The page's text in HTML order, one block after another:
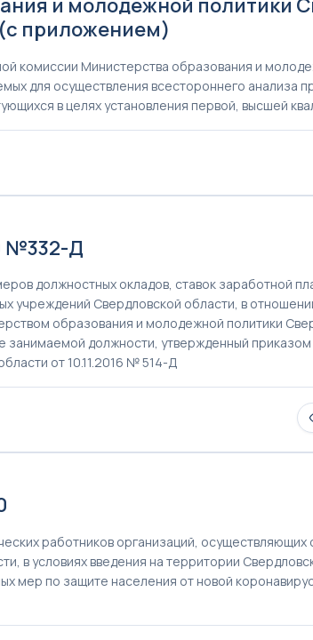
и молодежной политики
приложением)
комиссии Министерства образования и
для осуществления всестороннего анализа
в целях установления первой, высшей
№332-Д
должностных окладов, ставок заработной
учреждений Свердловской области, в
образования и молодежной политики
занимаемой должности, утвержденный
от 10.11.2016 № 514-Д
работников организаций,
в условиях введения на территории
мер по защите населения от новой